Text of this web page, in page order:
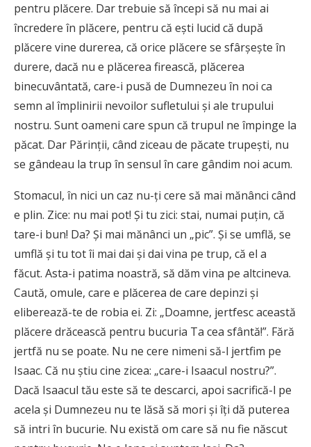
pentru plăcere. Dar trebuie să începi să nu mai ai
încredere în plăcere, pentru că ești lucid că după
plăcere vine durerea, că orice plăcere se sfârșește în
durere, dacă nu e plăcerea firească, plăcerea
binecuvântată, care-i pusă de Dumnezeu în noi ca
semn al împlinirii nevoilor sufletului și ale trupului
nostru. Sunt oameni care spun că trupul ne împinge la
păcat. Dar Părinții, când ziceau de păcate trupești, nu
se gândeau la trup în sensul în care gândim noi acum.
Stomacul, în nici un caz nu-ți cere să mai mănânci când
e plin. Zice: nu mai pot! Și tu zici: stai, numai puțin, că
tare-i bun! Da? Și mai mănânci un „pic”. Și se umflă, se
umflă și tu tot îi mai dai și dai vina pe trup, că el a
făcut. Asta-i patima noastră, să dăm vina pe altcineva.
Caută, omule, care e plăcerea de care depinzi și
eliberează-te de robia ei. Zi: „Doamne, jertfesc această
plăcere drăcească pentru bucuria Ta cea sfântă!”. Fără
jertfă nu se poate. Nu ne cere nimeni să-l jertfim pe
Isaac. Că nu știu cine zicea: „care-i Isaacul nostru?”.
Dacă Isaacul tău este să te descarci, apoi sacrifică-l pe
acela și Dumnezeu nu te lăsă să mori și îți dă puterea
să intri în bucurie. Nu există om care să nu fie născut